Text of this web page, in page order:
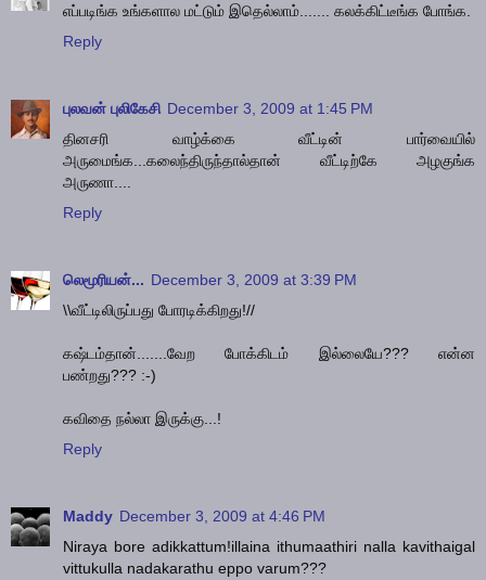
எப்படிங்க உங்களால மட்டும் இதெல்லாம்....... கலக்கிட்டீங்க போங்க.
Reply
புலவன் புலிகேசி December 3, 2009 at 1:45 PM
தினசரி வாழ்க்கை வீட்டின் பார்வையில்
அருமைங்க...கலைந்திருந்தால்தான் வீட்டிற்கே அழகுங்க
அருணா....
Reply
லெமூரியன்... December 3, 2009 at 3:39 PM
\\வீட்டிலிருப்பது போரடிக்கிறது!//
கஷ்டம்தான்.......வேற போக்கிடம் இல்லையே??? என்ன
பண்றது??? :-)
கவிதை நல்லா இருக்கு...!
Reply
Maddy December 3, 2009 at 4:46 PM
Niraya bore adikkattum!illaina ithumaathiri nalla kavithaigal
vittukulla nadakarathu eppo varum???